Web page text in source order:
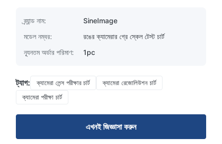
ব্র্যান্ড নাম:
SineImage
মডেল নম্বর:
রঙের ক্যামেরার গ্রে স্কেল টেস্ট চার্ট
ন্যূনতম অর্ডার পরিমাণ:
1pc
ট্যাগ: ক্যামেরা লেন্স পরীক্ষার চার্ট
ক্যামেরা রেজোলিউশন চার্ট
ক্যামেরা পরীক্ষা চার্ট
এখনই জিজ্ঞাসা করুন